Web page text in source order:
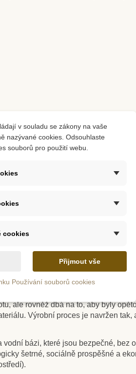
Přidat do košíku
ekologických hraček.
produkci využívá dřevo z
ale rovněž dbá na to, aby byly
Výrobní proces je navržen
bázi, které jsou bezpečné, bez
šetrné, sociálně prospěšné a
v souladu se zákony na vaše
nazývané cookies. Odsouhlaste
souborů pro použití webu.
cookies
Přijmout vše
Používání souborů cookies